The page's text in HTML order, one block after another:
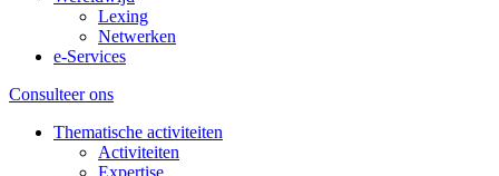
Lexing
Netwerken
e-Services
Consulteer ons
Thematische activiteiten
Activiteiten
Expertise